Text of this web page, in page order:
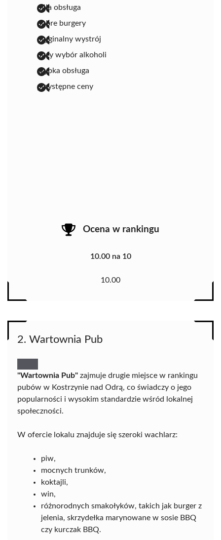
miła obsługa
dobre burgery
oryginalny wystrój
duży wybór alkoholi
szybka obsługa
przystępne ceny
Ocena w rankingu
10.00 na 10
10.00
2. Wartownia Pub
"Wartownia Pub" zajmuje drugie miejsce w rankingu
pubów w Kostrzynie nad Odrą, co świadczy o jego
popularności i wysokim standardzie wśród lokalnej
społeczności.
W ofercie lokalu znajduje się szeroki wachlarz:
piw,
mocnych trunków,
koktajli,
win,
różnorodnych smakołyków, takich jak burger z
jelenia, skrzydełka marynowane w sosie BBQ
czy kurczak BBQ.